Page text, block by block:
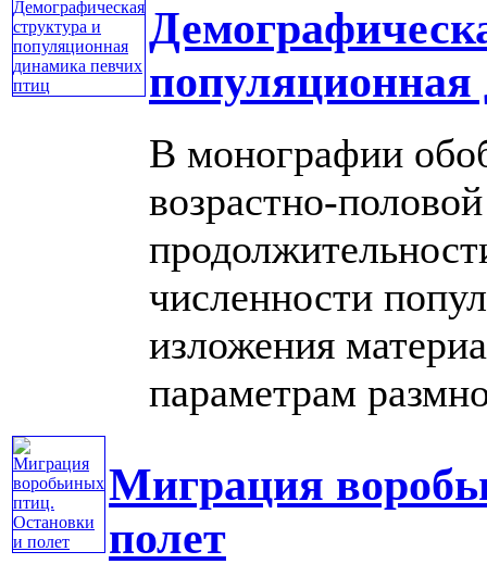
В монографии
возрастно-
численности
изложения
параметрам
Миграция
полет